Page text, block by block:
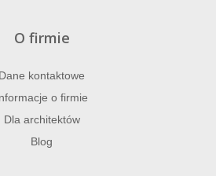
O firmie
Dane kontaktowe
o firmie
Dla architektów
Blog